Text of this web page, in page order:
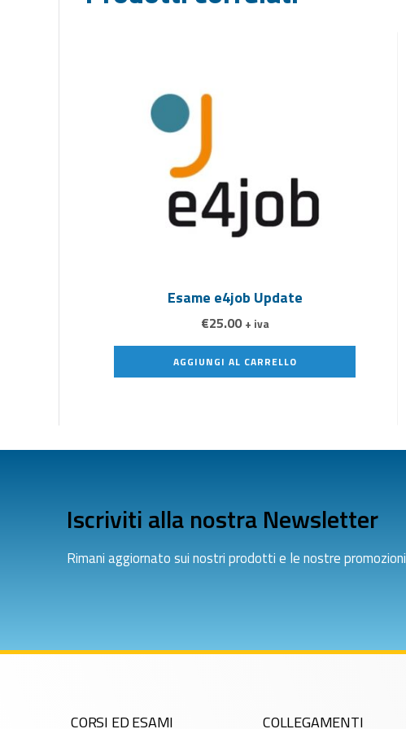
Esame e4job Update
€25.00 + iva
AGGIUNGI AL CARRELLO
Iscriviti alla nostra Newsletter
Rimani aggiornato sui nostri prodotti e le nostre promozioni
CORSI ED ESAMI COLLEGAMENTI